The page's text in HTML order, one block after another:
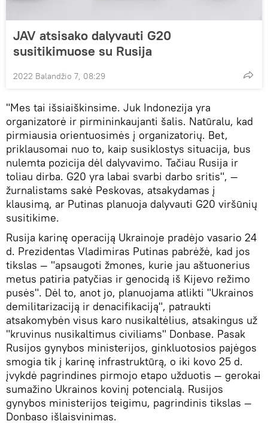
JAV atsisako dalyvauti G20
susitikimuose su Rusija
2022 Balandžio 7, 08:29
"Mes tai išsiaiškinsime. Juk Indonezija yra
organizatorė ir pirmininkaujanti šalis. Natūralu, kad
pirmiausia orientuosimės į organizatorių. Bet,
priklausomai nuo to, kaip susiklostys situacija, bus
nulemta pozicija dėl dalyvavimo. Tačiau Rusija ir
toliau dirba. G20 yra labai svarbi darbo sritis", —
žurnalistams sakė Peskovas, atsakydamas į
klausimą, ar Putinas planuoja dalyvauti G20 viršūnių
susitikime.
Rusija karinę operaciją Ukrainoje pradėjo vasario 24
d. Prezidentas Vladimiras Putinas pabrėžė, kad jos
tikslas — "apsaugoti žmones, kurie jau aštuonerius
metus patiria patyčias ir genocidą iš Kijevo režimo
pusės". Dėl to, anot jo, planuojama atlikti "Ukrainos
demilitarizaciją ir denacifikaciją", patraukti
atsakomybėn visus karo nusikaltėlius, atsakingus už
"kruvinus nusikaltimus civiliams" Donbase. Pasak
Rusijos gynybos ministerijos, ginkluotosios pajėgos
smogia tik į karinę infrastruktūrą, o iki kovo 25 d.
įvykdė pagrindines pirmojo etapo užduotis — gerokai
sumažino Ukrainos kovinį potencialą. Rusijos
gynybos ministerijos teigimu, pagrindinis tikslas —
Donbaso išlaisvinimas.